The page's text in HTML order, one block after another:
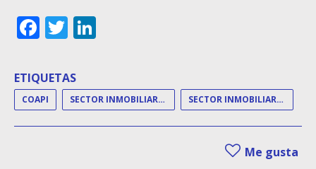
Facebook
Twitter
ETIQUETAS
COAPI SECTOR INMOBILIARIO SECTOR INMOBILIARIO ESPAÑOL
Me gusta